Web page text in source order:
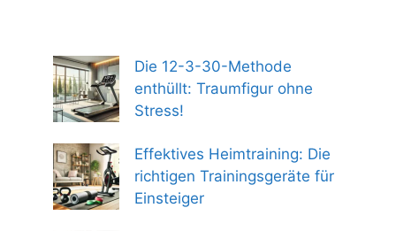
Die 12-3-30-Methode
enthüllt: Traumfigur ohne
Stress!
Effektives Heimtraining: Die
richtigen Trainingsgeräte für
Einsteiger